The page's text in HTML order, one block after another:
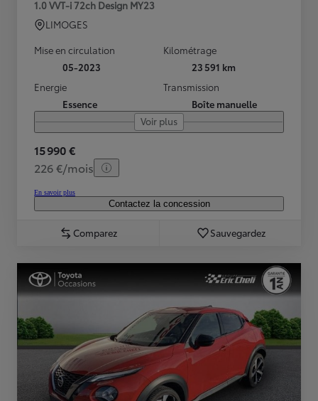
1.0 VVT-i 72ch Design MY23
LIMOGES
Mise en circulation
05-2023
Kilométrage
23 591 km
Energie
Essence
Transmission
Boîte manuelle
Voir plus
15 990 €
226 €/mois
En savoir plus
Contactez la concession
Comparez Sauvegardez